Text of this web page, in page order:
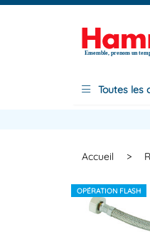
Ensemble, prenons un
Toutes les
Accueil >
OPÉRATION FLASH